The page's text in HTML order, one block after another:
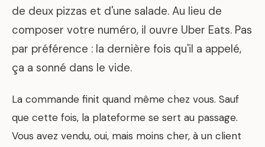
de deux pizzas et d'une salade. Au lieu de
composer votre numéro, il ouvre Uber Eats. Pas
par préférence : la dernière fois qu'il a appelé,
ça a sonné dans le vide.
La commande finit quand même chez vous. Sauf
que cette fois, la plateforme se sert au passage.
Vous avez vendu, oui, mais moins cher, à un client